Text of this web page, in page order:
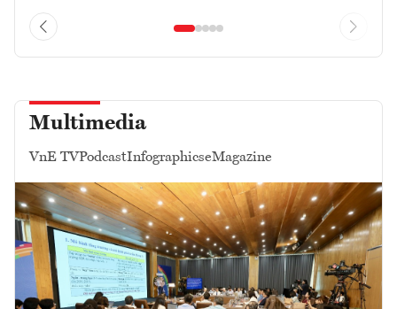
Multimedia
VnE TVPodcastInfographicseMagazine